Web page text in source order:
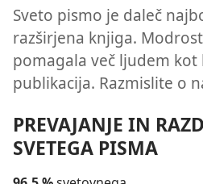
Sveto pismo je daleč
razširjena knjiga.
pomagala več ljudem
publikacija. Razmislite o
PREVAJANJE IN
SVETEGA PISMA